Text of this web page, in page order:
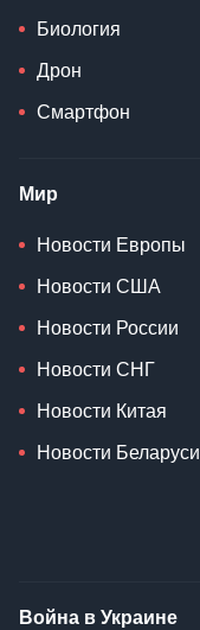
Биология
Дрон
Смартфон
Мир
Новости Европы
Новости США
Новости России
Новости СНГ
Новости Китая
Новости Беларуси
Война в Украине